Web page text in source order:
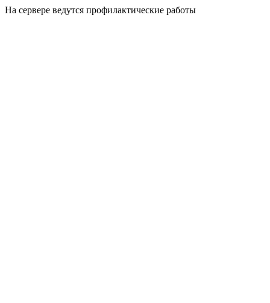
На сервере ведутся профилактические работы